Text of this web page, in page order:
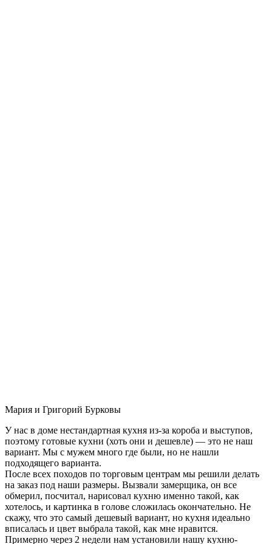
Мария и Григорий Бурковы
У нас в доме нестандартная кухня из-за короба и выступов,
поэтому готовые кухни (хоть они и дешевле) — это не наш
вариант. Мы с мужем много где были, но не нашли
подходящего варианта.
После всех походов по торговым центрам мы решили делать
на заказ под наши размеры. Вызвали замерщика, он все
обмерил, посчитал, нарисовал кухню именно такой, как
хотелось, и картинка в голове сложилась окончательно. Не
скажу, что это самый дешевый вариант, но кухня идеально
вписалась и цвет выбрала такой, как мне нравится.
Примерно через 2 недели нам установили нашу кухню-